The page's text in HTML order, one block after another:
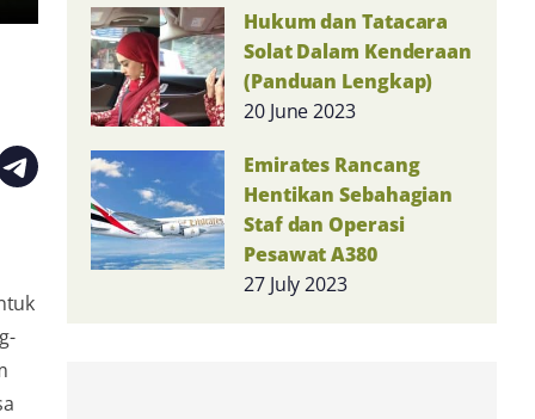
Hukum dan Tatacara
Solat Dalam Kenderaan
(Panduan Lengkap)
20 June 2023
Emirates Rancang
Hentikan Sebahagian
Staf dan Operasi
Pesawat A380
27 July 2023